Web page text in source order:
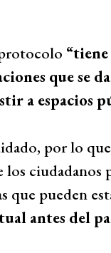
que se
a espacios
por lo que
los ciudadanos
que pueden
antes del